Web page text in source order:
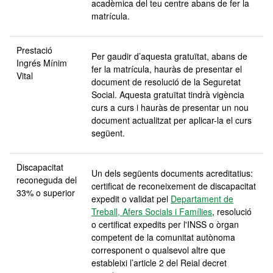
acadèmica del teu centre abans de fer la
matrícula.
Prestació
Ingrés Mínim
Vital
Per gaudir d’aquesta gratuïtat, abans de
fer la matrícula, hauràs de presentar el
document de resolució de la Seguretat
Social. Aquesta gratuïtat tindrà vigència
curs a curs i hauràs de presentar un nou
document actualitzat per aplicar-la el curs
següent.
Discapacitat
reconeguda del
33% o superior
Un dels següents documents acreditatius:
certificat de reconeixement de discapacitat
expedit o validat pel Departament de
Treball, Afers Socials i Famílies, resolució
o certificat expedits per l'INSS o òrgan
competent de la comunitat autònoma
corresponent o qualsevol altre que
estableixi l’article 2 del Reial decret